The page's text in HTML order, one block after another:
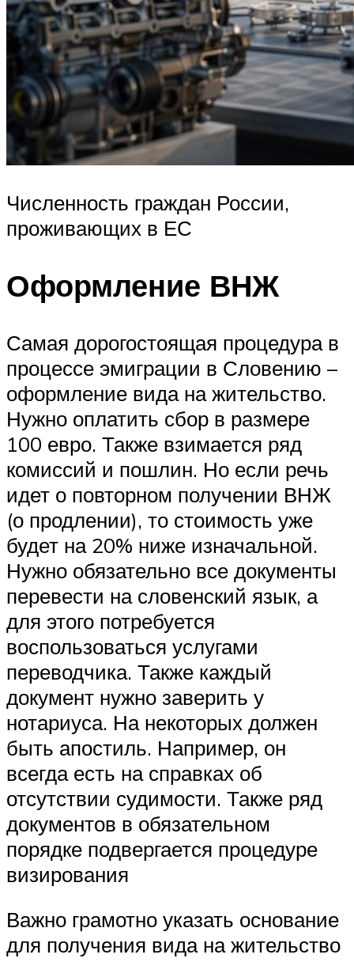
Численность граждан России,
проживающих в ЕС
Оформление ВНЖ
Самая дорогостоящая процедура в
процессе эмиграции в Словению –
оформление вида на жительство.
Нужно оплатить сбор в размере
100 евро. Также взимается ряд
комиссий и пошлин. Но если речь
идет о повторном получении ВНЖ
(о продлении), то стоимость уже
будет на 20% ниже изначальной.
Нужно обязательно все документы
перевести на словенский язык, а
для этого потребуется
воспользоваться услугами
переводчика. Также каждый
документ нужно заверить у
нотариуса. На некоторых должен
быть апостиль. Например, он
всегда есть на справках об
отсутствии судимости. Также ряд
документов в обязательном
порядке подвергается процедуре
визирования
Важно грамотно указать основание
для получения вида на жительство